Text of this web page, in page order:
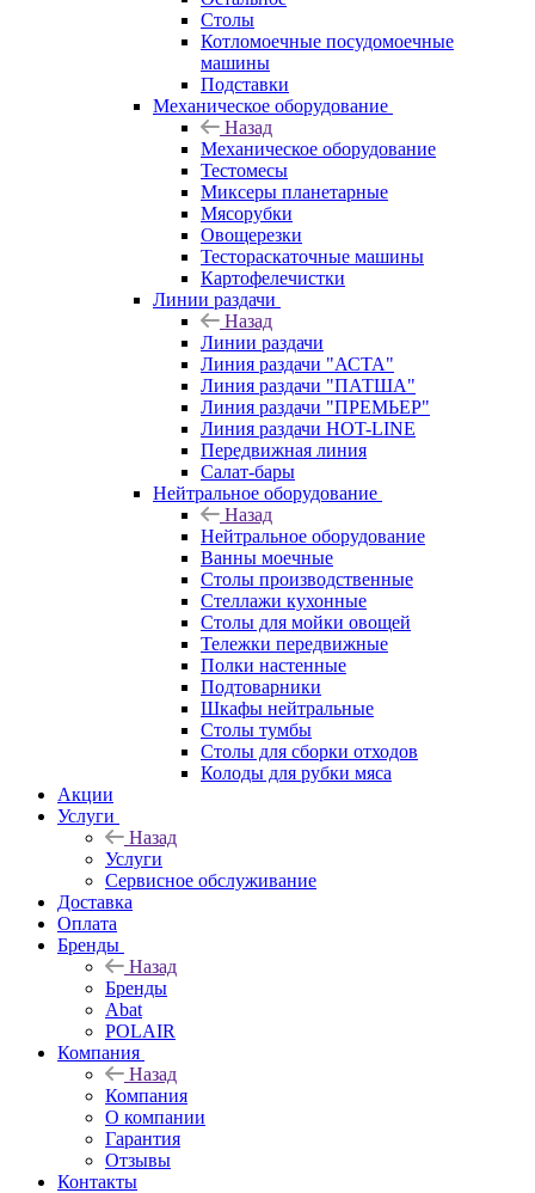
Столы
Котломоечные посудомоечные
машины
Подставки
Механическое оборудование
Назад
Механическое оборудование
Тестомесы
Миксеры планетарные
Мясорубки
Овощерезки
Тестораскаточные машины
Картофелечистки
Линии раздачи
Назад
Линии раздачи
Линия раздачи "АСТА"
Линия раздачи "ПАТША"
Линия раздачи "ПРЕМЬЕР"
Линия раздачи HOT-LINE
Передвижная линия
Салат-бары
Нейтральное оборудование
Назад
Нейтральное оборудование
Ванны моечные
Столы производственные
Стеллажи кухонные
Столы для мойки овощей
Тележки передвижные
Полки настенные
Подтоварники
Шкафы нейтральные
Столы тумбы
Столы для сборки отходов
Колоды для рубки мяса
Акции
Услуги
Назад
Услуги
Сервисное обслуживание
Доставка
Оплата
Бренды
Назад
Бренды
Abat
POLAIR
Компания
Назад
Компания
О компании
Гарантия
Отзывы
Контакты